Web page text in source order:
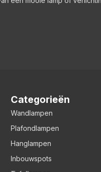
Categorieën
Wandlampen
Plafondlampen
Hanglampen
Inbouwspots